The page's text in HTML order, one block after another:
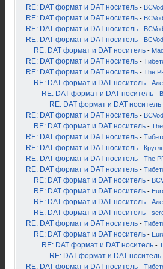
RE: DAT формат и DAT носитель -
RE: DAT формат и DAT носитель -
RE: DAT формат и DAT носитель -
RE: DAT формат и DAT носитель -
RE: DAT формат и DAT носитель -
RE: DAT формат и DAT носитель -
RE: DAT формат и DAT носитель - The
RE: DAT формат и DAT носитель -
RE: DAT формат и DAT носитель -
RE: DAT формат и DAT носитель
RE: DAT формат и DAT носитель -
RE: DAT формат и DAT носитель -
RE: DAT формат и DAT носитель -
RE: DAT формат и DAT носитель -
RE: DAT формат и DAT носитель - The
RE: DAT формат и DAT носитель -
RE: DAT формат и DAT носитель -
RE: DAT формат и DAT носитель -
RE: DAT формат и DAT носитель -
RE: DAT формат и DAT носитель -
RE: DAT формат и DAT носитель -
RE: DAT формат и DAT носитель -
RE: DAT формат и DAT носитель -
RE: DAT формат и DAT носитель
RE: DAT формат и DAT носитель -